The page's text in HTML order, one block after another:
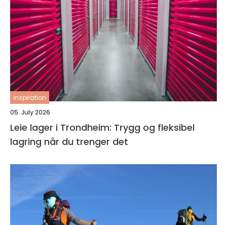
inspiration
05. July 2026
Leie lager i Trondheim: Trygg og fleksibel
lagring når du trenger det